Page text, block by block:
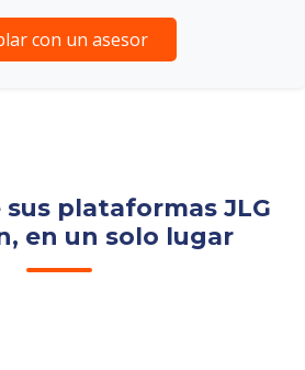
con un asesor
plataformas JLG
en un solo lugar